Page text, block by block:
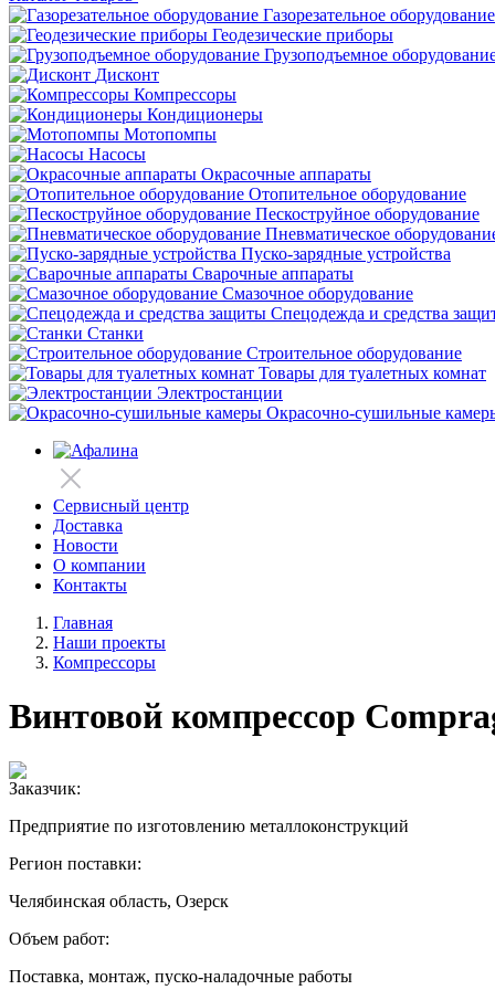
Газорезательное оборудование
Геодезические приборы
Грузоподъемное
Дисконт
Компрессоры
Кондиционеры
Мотопомпы
Насосы
Окрасочные аппараты
Отопительное оборудование
Пескоструйное оборудование
Пневматическое
Пуско-зарядные устройства
Сварочные аппараты
Смазочное оборудование
Спецодежда и средства
Станки
Строительное оборудование
Товары для туалетных комнат
Электростанции
Окрасочно-сушильные
Сервисный центр
Доставка
Новости
О компании
Контакты
Главная
Наши проекты
Компрессоры
Винтовой компрессор
Заказчик:
Предприятие по изготовлению металлоконструкций
Регион поставки:
Челябинская область, Озерск
Объем работ:
Поставка, монтаж, пуско-наладочные работы